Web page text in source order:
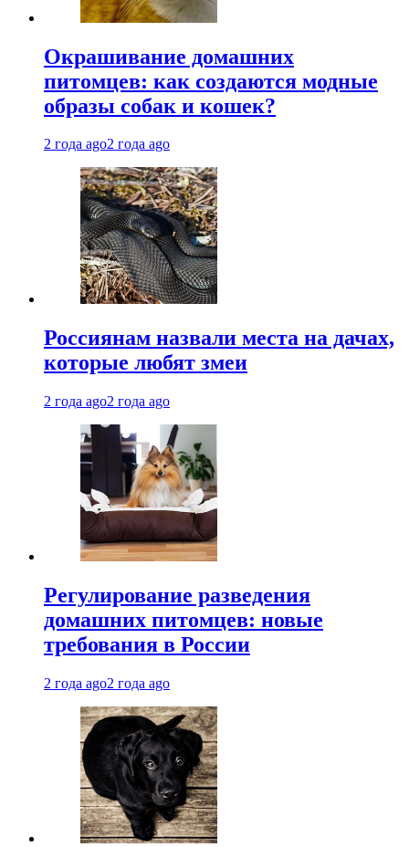
Окрашивание домашних
питомцев: как создаются модные
образы собак и кошек?
2 года ago2 года ago
Россиянам назвали места на дачах,
которые любят змеи
2 года ago2 года ago
Регулирование разведения
домашних питомцев: новые
требования в России
2 года ago2 года ago